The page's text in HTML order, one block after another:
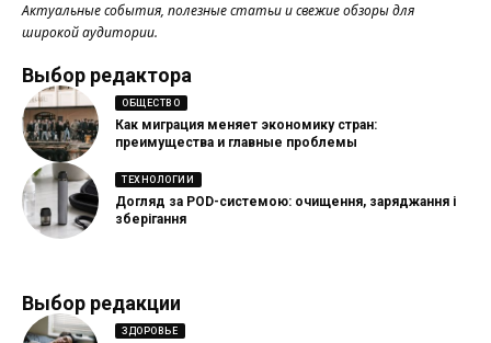
Актуальные события, полезные статьи и свежие обзоры для
широкой аудитории.
Выбор редактора
ОБЩЕСТВО
Как миграция меняет экономику стран:
преимущества и главные проблемы
ТЕХНОЛОГИИ
Догляд за POD-системою: очищення, заряджання і
зберігання
Выбор редакции
ЗДОРОВЬЕ